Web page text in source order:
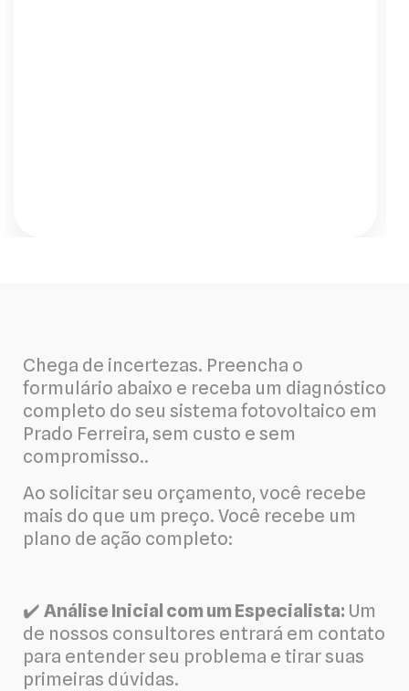
Chega de incertezas. Preencha o
formulário abaixo e receba um diagnóstico
completo do seu sistema fotovoltaico em
Prado Ferreira, sem custo e sem
compromisso..
Ao solicitar seu orçamento, você recebe
mais do que um preço. Você recebe um
plano de ação completo:
✔️ Análise Inicial com um Especialista: Um
de nossos consultores entrará em contato
para entender seu problema e tirar suas
primeiras dúvidas.